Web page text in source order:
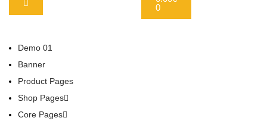
0
Demo 01
Banner
Product Pages
Shop Pages
Core Pages